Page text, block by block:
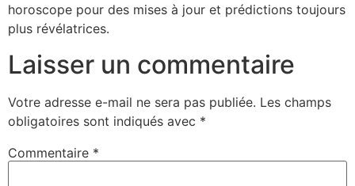
horoscope pour des mises à jour et prédictions toujours
plus révélatrices.
Laisser un commentaire
Votre adresse e-mail ne sera pas publiée. Les champs
obligatoires sont indiqués avec *
Commentaire *